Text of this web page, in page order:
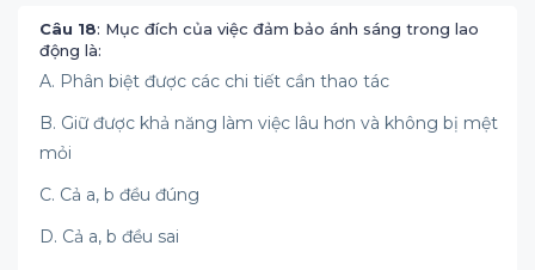
Câu 18: Mục đích của việc đảm bảo ánh sáng trong lao
động là:
A. Phân biệt được các chi tiết cần thao tác
B. Giữ được khả năng làm việc lâu hơn và không bị mệt
mỏi
C. Cả a, b đều đúng
D. Cả a, b đều sai